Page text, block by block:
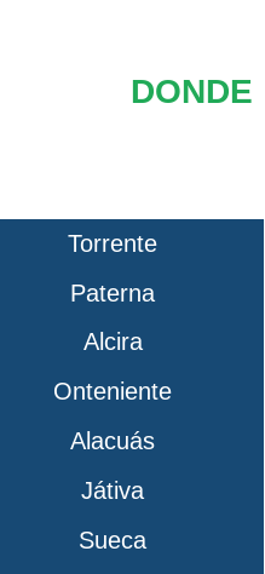
DONDE
Torrente
Paterna
Alcira
Onteniente
Alacuás
Játiva
Sueca